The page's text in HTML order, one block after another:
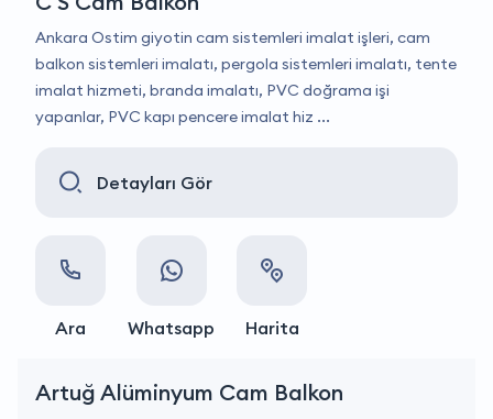
Ankara Ostim giyotin cam sistemleri imalat işleri, cam
balkon sistemleri imalatı, pergola sistemleri imalatı, tente
imalat hizmeti, branda imalatı, PVC doğrama işi
yapanlar, PVC kapı pencere imalat hiz ...
Detayları Gör
Ara Whatsapp Harita
Artuğ Alüminyum Cam Balkon